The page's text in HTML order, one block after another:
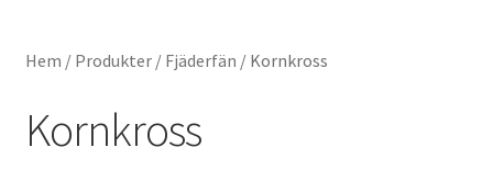
Kontakta oss
Hem / Produkter/ Fjäderfän / Kornkross
Kornkross